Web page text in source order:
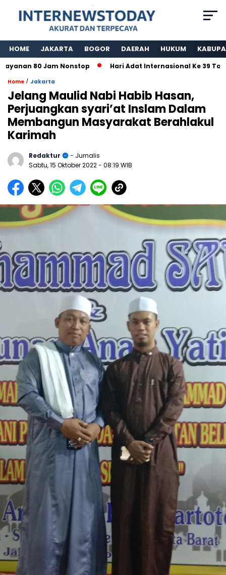
HOME JAKARTA BOGOR DAERAH HUKUM
80 Jam Nonstop Hari Adat Internasional Ke 39 Tahun,
Home / Jakarta
Jelang Maulid Nabi Habib Hasan,
Perjuangkan syari’at Inslam Dalam
Membangun Masyarakat Berahlakul
Karimah
Redaktur
- Jurnalis
Sabtu, 15 Oktober 2022- 08:19 WIB